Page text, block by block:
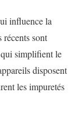
influence la
récents sont
qui simplifient le
disposent
les impuretés